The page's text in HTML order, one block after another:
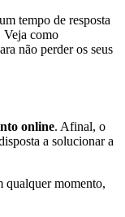
tempo de resposta
Veja como
não perder os seus
online. Afinal, o
a solucionar a
qualquer momento,